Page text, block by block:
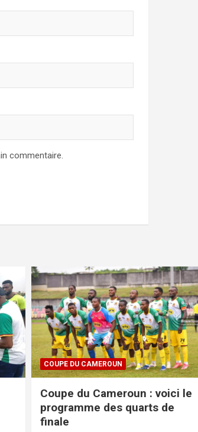
commentaire.
FIFA / CAF
Projet abandonné et mea-culpa
: la FIFA serre les rangs après la
tempête